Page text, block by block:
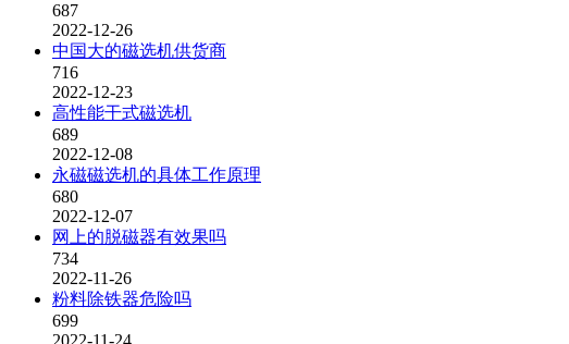
687
2022-12-26
中国大的磁选机供货商
716
2022-12-23
高性能干式磁选机
689
2022-12-08
永磁磁选机的具体工作原理
680
2022-12-07
网上的脱磁器有效果吗
734
2022-11-26
粉料除铁器危险吗
699
2022-11-24